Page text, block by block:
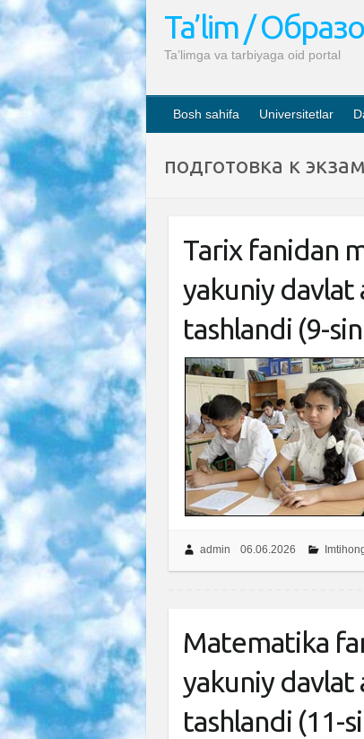
Ta’lim /
Ta’limga va tarbiyaga oid portal
Bosh sahifa Universitetlar
подготовка к
Tarix fanidan
yakuniy davlat
tashlandi (9-
admin 06.06.2026
Matematika
yakuniy davlat
tashlandi (11-